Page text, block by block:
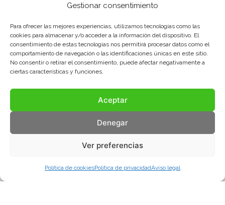
Gestionar consentimiento
Para ofrecer las mejores experiencias, utilizamos tecnologías como las
cookies para almacenar y/o acceder a la información del dispositivo. El
consentimiento de estas tecnologías nos permitirá procesar datos como el
comportamiento de navegación o las identificaciones únicas en este sitio.
No consentir o retirar el consentimiento, puede afectar negativamente a
ciertas características y funciones.
Aceptar
Denegar
Ver preferencias
Política de cookiesPolítica de privacidadAviso legal